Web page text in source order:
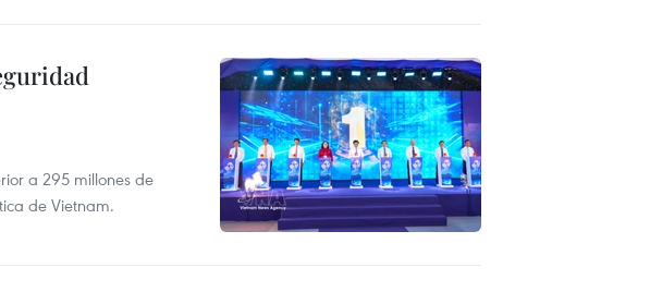
a 295 millones de
de Vietnam.